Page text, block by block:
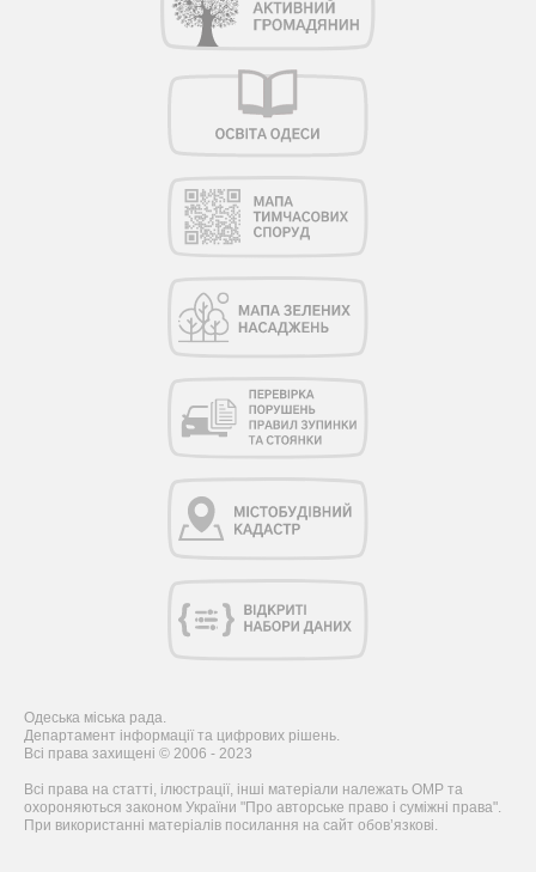
Одеська міська рада.
Департамент інформації та цифрових рішень.
Всі права захищені © 2006 - 2023
Всі права на статті, ілюстрації, інші матеріали належать ОМР та
охороняються законом України "Про авторське право і суміжні права".
При використанні матеріалів посилання на сайт обов’язкові.